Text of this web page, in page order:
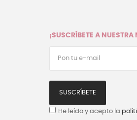
¡SUSCRÍBETE A NUESTRA
SUSCRÍBETE
He leído y acepto la